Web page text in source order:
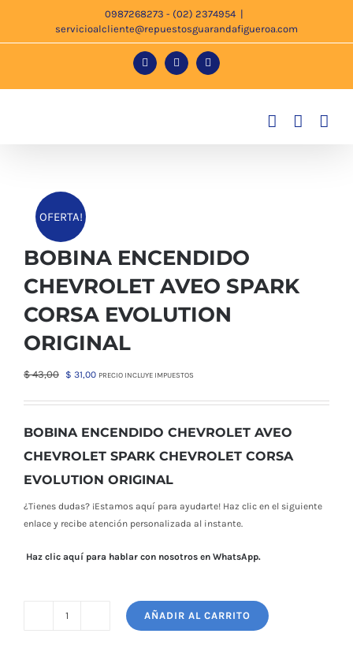
0987268273 - (02) 2374954 |
servicioalcliente@repuestosguarandafigueroa.com
FacebookInstagramTiktok
OFERTA!
BOBINA ENCENDIDO
CHEVROLET AVEO SPARK
CORSA EVOLUTION
ORIGINAL
$43,00
El
original
$ 31,00El
actual
PRECIO INCLUYE IMPUESTOS
BOBINA ENCENDIDO CHEVROLET AVEO
CHEVROLET SPARK CHEVROLET CORSA
EVOLUTION ORIGINAL
¿Tienes dudas? ¡Estamos aquí para ayudarte! Haz clic en el siguiente
enlace y recibe atención personalizada al instante.
Haz clic aquí para hablar con nosotros en WhatsApp.
AÑADIR AL CARRITO